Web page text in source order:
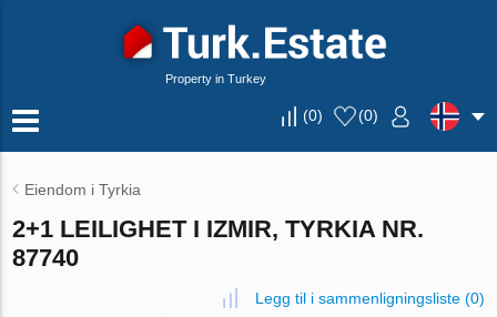
Property in Turkey
(0) (0)
Eiendom i Tyrkia
2+1 LEILIGHET I IZMIR, TYRKIA NR.
87740
Legg til i sammenligningsliste(0)